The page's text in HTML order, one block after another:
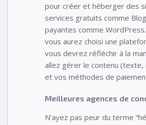
pour créer et héberger des
services gratuits comme
payantes comme
vous aurez choisi une
vous devrez réfléchir à la
allez gérer le contenu (texte,
et vos méthodes de
Meilleures agences de
N’ayez pas peur du terme